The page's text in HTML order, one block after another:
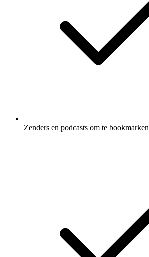
Zenders en podcasts om te bookmarken